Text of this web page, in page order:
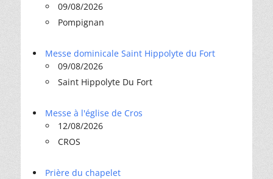
09/08/2026
Pompignan
Messe dominicale Saint Hippolyte du Fort
09/08/2026
Saint Hippolyte Du Fort
Messe à l'église de Cros
12/08/2026
CROS
Prière du chapelet